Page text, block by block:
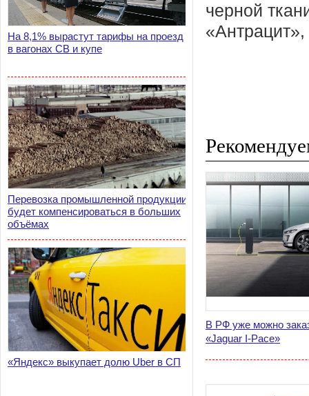
На 8,1% вырастут тарифы на проезд
в вагонах СВ и купе
Перевозка промышленной продукции
будет компенсироваться в больших
объёмах
«Яндекс» выкупает долю Uber в СП
черной
В РФ уже можно
«Jaguar I-Pace»